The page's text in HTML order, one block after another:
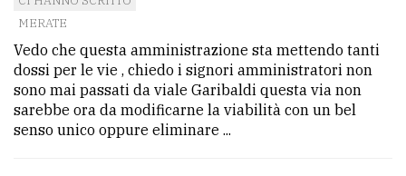
MERATE
Vedo che questa amministrazione sta mettendo tanti
dossi per le vie , chiedo i signori amministratori non
sono mai passati da viale Garibaldi questa via non
sarebbe ora da modificarne la viabilità con un bel
senso unico oppure eliminare ...